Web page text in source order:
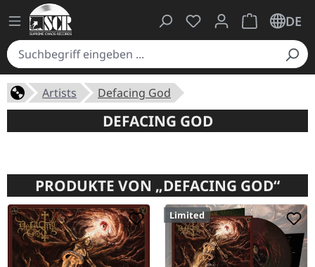
Du hast 0 Produkte
Warenkorb
DE
Artists Defacing God
DEFACING GOD
PRODUKTE VON „DEFACING GOD“
Limited